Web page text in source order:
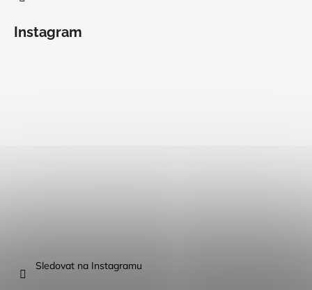
Instagram
Sledovat na Instagramu